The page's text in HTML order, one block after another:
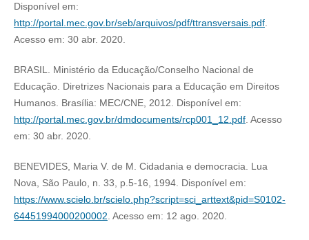
Disponível em:
http://portal.mec.gov.br/seb/arquivos/pdf/ttransversais.pdf.
Acesso em: 30 abr. 2020.
BRASIL. Ministério da Educação/Conselho Nacional de
Educação. Diretrizes Nacionais para a Educação em Direitos
Humanos. Brasília: MEC/CNE, 2012. Disponível em:
http://portal.mec.gov.br/dmdocuments/rcp001_12.pdf. Acesso
em: 30 abr. 2020.
BENEVIDES, Maria V. de M. Cidadania e democracia. Lua
Nova, São Paulo, n. 33, p.5-16, 1994. Disponível em:
https://www.scielo.br/scielo.php?script=sci_arttext&pid=S0102-
64451994000200002. Acesso em: 12 ago. 2020.